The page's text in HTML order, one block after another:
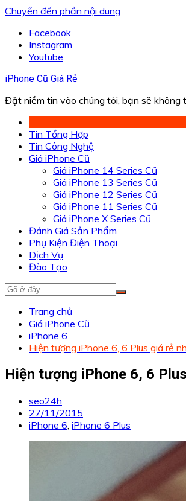
Chuyển đến phần nội dung
Facebook
Instagram
Youtube
iPhone Cũ Giá Rẻ
Đặt niềm tin vào chúng tôi, bạn sẽ không
Tin Tổng Hợp
Tin Công Nghệ
Giá iPhone Cũ
Giá iPhone 14 Series Cũ
Giá iPhone 13 Series Cũ
Giá iPhone 12 Series Cũ
Giá iPhone 11 Series Cũ
Giá iPhone X Series Cũ
Đánh Giá Sản Phẩm
Phụ Kiện Điện Thoại
Dịch Vụ
Đào Tạo
Trang chủ
Giá iPhone Cũ
iPhone 6
Hiện tượng iPhone 6, 6 Plus giá rẻ
Hiện tượng iPhone 6, 6
seo24h
27/11/2015
iPhone 6 iPhone 6 Plus